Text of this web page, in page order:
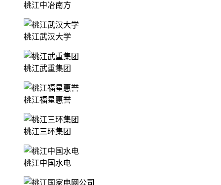
桃江中冶南方
桃江武汉大学
桃江武重集团
桃江福星惠誉
桃江三环集团
桃江中国水电